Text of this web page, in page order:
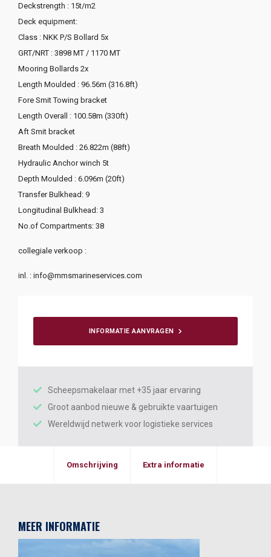
Deckstrength : 15t/m2
Deck equipment:
Class : NKK P/S Bollard 5x
GRT/NRT : 3898 MT / 1170 MT
Mooring Bollards 2x
Length Moulded : 96.56m (316.8ft)
Fore Smit Towing bracket
Length Overall : 100.58m (330ft)
Aft Smit bracket
Breath Moulded : 26.822m (88ft)
Hydraulic Anchor winch 5t
Depth Moulded : 6.096m (20ft)
Transfer Bulkhead: 9
Longitudinal Bulkhead: 3
No.of Compartments: 38
collegiale verkoop :
inl. : info@mmsmarineservices.com
INFORMATIE AANVRAGEN
Scheepsmakelaar met +35 jaar ervaring
Groot aanbod nieuwe & gebruikte vaartuigen
Wereldwijd netwerk voor logistieke services
Omschrijving Extra informatie
MEER INFORMATIE